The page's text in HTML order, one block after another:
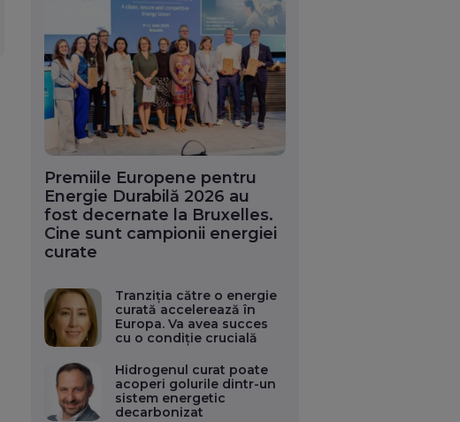
Premiile Europene pentru
Energie Durabilă 2026 au
fost decernate la Bruxelles.
Cine sunt campionii energiei
curate
Tranziția către o energie
curată accelerează în
Europa. Va avea succes
cu o condiție crucială
Hidrogenul curat poate
acoperi golurile dintr-un
sistem energetic
decarbonizat